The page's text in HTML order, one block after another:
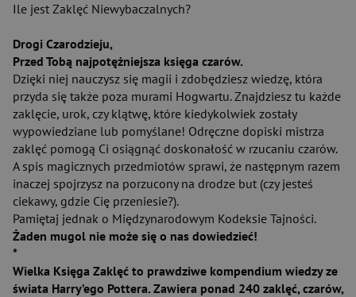
Ile jest Zaklęć Niewybaczalnych?
Drogi Czarodzieju,
Przed Tobą najpotężniejsza księga czarów.
Dzięki niej nauczysz się magii i zdobędziesz wiedzę, która
przyda się także poza murami Hogwartu. Znajdziesz tu każde
zaklęcie, urok, czy klątwę, które kiedykolwiek zostały
wypowiedziane lub pomyślane! Odręczne dopiski mistrza
zaklęć pomogą Ci osiągnąć doskonałość w rzucaniu czarów.
A spis magicznych przedmiotów sprawi, że następnym razem
inaczej spojrzysz na porzucony na drodze but (czy jesteś
ciekawy, gdzie Cię przeniesie?).
Pamiętaj jednak o Międzynarodowym Kodeksie Tajności.
Żaden mugol nie może się o nas dowiedzieć!
*
Wielka Księga Zaklęć to prawdziwe kompendium wiedzy ze
świata Harry’ego Pottera. Zawiera ponad 240 zaklęć, czarów,